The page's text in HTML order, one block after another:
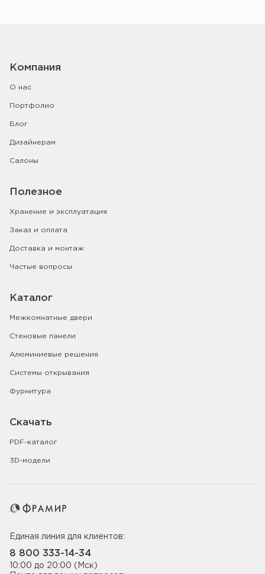
Компания
О нас
Портфолио
Блог
Дизайнерам
Салоны
Полезное
Хранение и эксплуатация
Заказ и оплата
Доставка и монтаж
Частые вопросы
Каталог
Межкомнатные двери
Стеновые панели
Алюминиевые решения
Системы открывания
Фурнитура
Скачать
PDF-каталог
3D-модели
Единая линия для клиентов:
8 800 333-14-34
10:00 до 20:00 (Мск)